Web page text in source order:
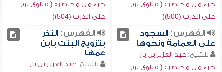
جزء من محاضرة ( فتاوى نور
على الدرب (500))
جزء من محاضرة ( فتاوى نور
على الدرب (504))
الفهرس:السجود
على العمامة ونحوها
للشيخ: عبد العزيز بن باز
جزء من محاضرة ( فتاوى نور
الفهرس:النذر
بتزويج البنت بابن
عمها
للشيخ: عبد العزيز بن باز